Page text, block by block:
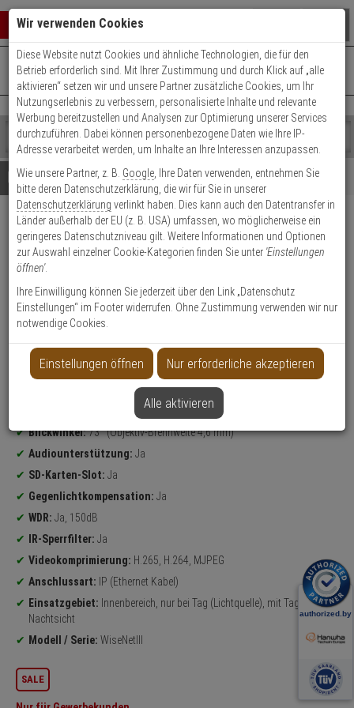
Warenkorb schließen
0 ARTIKEL IM WARENKORB
Ihr Warenkorb ist momentan leer.
Ergebnisse ()
Fertig
Shop
durchsuchen
Bitte
geben
Sie
mindestens
Zeichen
ein,
um
Suche
Es
wurde
noch
Kategorien
Suche
gestartet
+49 (0)821 899 493-0Mo. - Do.: 8:00 - 16:30 | Fr.: 8:00 - 14:00 Uhr
Kontaktservice nutzen
Details Beratung Beliebte 1080p Artikel
Hanwha TNB-6030 IP Public
View Monitor Kamera 2MP
Produktmerkmale
Versteckte Kamera, Pinhole Kamera
Blickwinkel:73° (Objektiv-Brennweite 4,6 mm)
Audiounterstützung: Ja
SD-Karten-Slot: Ja
Gegenlichtkompensation: Ja
WDR: Ja, 150dB
IR-Sperrfilter: Ja
Videokomprimierung: H.265, H.264, MJPEG
Anschlussart: IP (Ethernet Kabel)
Einsatzgebiet: Innenbereich, nur bei Tag (Lichtquelle), mit Tag-&
Nachtsicht
Modell / Serie: WiseNetIII
SALE
Wir verwenden Cookies
Diese Website nutzt Cookies und ähnliche Technologien, die für den
Betrieb erforderlich sind. Mit Ihrer Zustimmung und durch Klick auf „alle
aktivieren“ setzen wir und unsere Partner zusätzliche Cookies, um Ihr
Nutzungserlebnis zu verbessern, personalisierte Inhalte und relevante
Werbung bereitzustellen und Analysen zur Optimierung unserer Services
durchzuführen. Dabei können personenbezogene Daten wie Ihre IP-
Adresse verarbeitet werden, um Inhalte an Ihre Interessen anzupassen.
Wie unsere Partner, z. B. Google , Ihre Daten verwenden, entnehmen Sie
bitte deren Datenschutzerklärung, die wir für Sie in unserer
Datenschutzerklärung verlinkt haben. Dies kann auch den Datentransfer in
Länder außerhalb der EU (z. B. USA) umfassen, wo möglicherweise ein
geringeres Datenschutzniveau gilt. Weitere Informationen und Optionen
zur Auswahl einzelner Cookie-Kategorien finden Sie unter 'Einstellungen
öffnen'.
Ihre Einwilligung können Sie jederzeit über den Link „Datenschutz
Einstellungen“ im Footer widerrufen. Ohne Zustimmung verwenden wir nur
notwendige Cookies.
Einstellungen öffnen Nur erforderliche akzeptieren
Alle aktivieren